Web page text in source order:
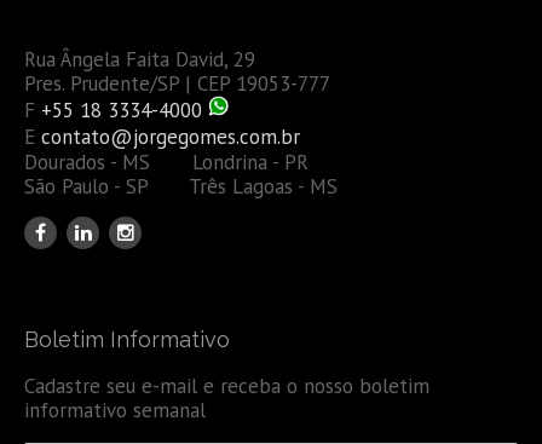
Rua Ângela Faita David, 29
Pres. Prudente/SP | CEP 19053-777
F +55 18 3334-4000
E contato@jorgegomes.com.br
Dourados - MS Londrina - PR
São Paulo - SP Três Lagoas - MS
Boletim Informativo
Cadastre seu e-mail e receba o nosso boletim
informativo semanal